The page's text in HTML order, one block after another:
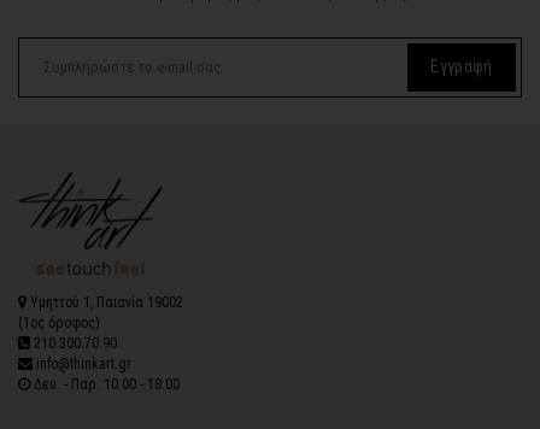
Εγγραφή
Υμηττού 1, Παιανία 19002
(1ος όροφος)
210.300.70.90
info@thinkart.gr
Δευ. - Παρ. 10:00 - 18:00